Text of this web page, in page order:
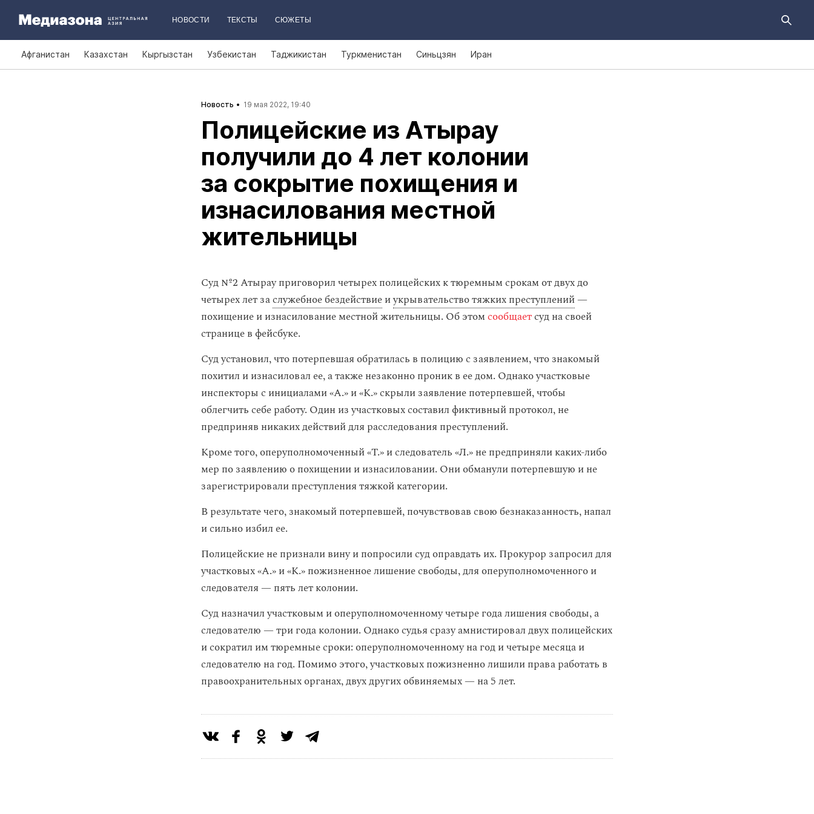
НОВОСТИ ТЕКСТЫ СЮЖЕТЫ
Афганистан Казахстан Кыргызстан Узбекистан Таджикистан Туркменистан Синьцзян Иран
Новость 19 мая 2022, 19:40
Полицейские из Атырау
получили до 4 лет колонии
за сокрытие похищения и
изнасилования местной
жительницы
Суд №2 Атырау приговорил четырех полицейских к тюремным срокам от двух до
четырех лет заслужебное бездействиеиукрывательство тяжких преступлений—
похищение и изнасилование местной жительницы. Об этомсообщаетсуд на своей
странице в фейсбуке.
Суд установил, что потерпевшая обратилась в полицию с заявлением, что знакомый
похитил и изнасиловал ее, а также незаконно проник в ее дом. Однако участковые
инспекторы с инициалами «А.» и «К.» скрыли заявление потерпевшей, чтобы
облегчить себе работу. Один из участковых составил фиктивный протокол, не
предприняв никаких действий для расследования преступлений.
Кроме того, оперуполномоченный «Т.» и следователь «Л.» не предприняли каких-либо
мер по заявлению о похищении и изнасиловании. Они обманули потерпевшую и не
зарегистрировали преступления тяжкой категории.
В результате чего, знакомый потерпевшей, почувствовав свою безнаказанность, напал
и сильно избил ее.
Полицейские не признали вину и попросили суд оправдать их. Прокурор запросил для
участковых «А.» и «К.» пожизненное лишение свободы, для оперуполномоченного и
следователя — пять лет колонии.
Суд назначил участковым и оперуполномоченному четыре года лишения свободы, а
следователю — три года колонии. Однако судья сразу амнистировал двух полицейских
и сократил им тюремные сроки: оперуполномоченному на год и четыре месяца и
следователю на год. Помимо этого, участковых пожизненно лишили права работать в
правоохранительных органах, двух других обвиняемых — на 5 лет.